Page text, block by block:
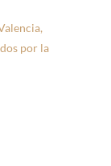
por la